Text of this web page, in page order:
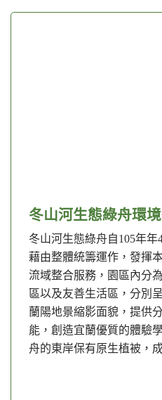
冬山河生態綠舟環
冬山河生態綠舟自105年年
藉由整體統籌運作，發揮
流域整合服務，園區內分
區以及友善生活區，分別
蘭陽地景縮影面貌，提供
能，創造宜蘭優質的體驗
舟的東岸保有原生植被，